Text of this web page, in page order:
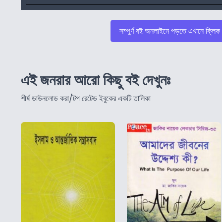
সম্পুর্ণ বই অনলাইনে পড়তে এখানে
এই জনরার আরো কিছু বই দেখুনঃ
শীর্ষ ডাউনলোড করা/টপ রেটেড ইবুকের একটি তালিকা